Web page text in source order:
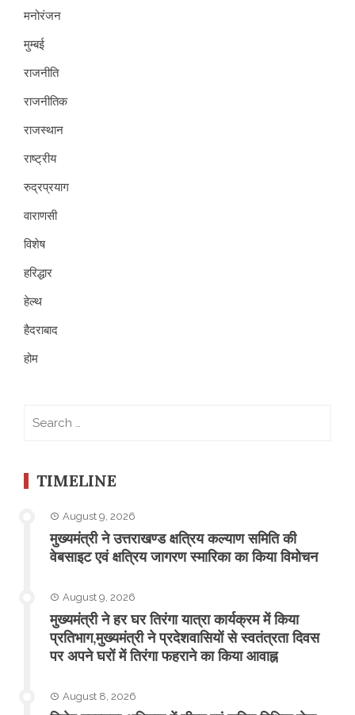
मनोरंजन
मुम्बई
राजनीति
राजनीतिक
राजस्थान
राष्ट्रीय
रुद्रप्रयाग
वाराणसी
विशेष
हरिद्धार
हेल्थ
हैदराबाद
होम
TIMELINE
August 9, 2026
मुख्यमंत्री ने उत्तराखण्ड क्षत्रिय कल्याण समिति की
वेबसाइट एवं क्षत्रिय जागरण स्मारिका का किया विमोचन
August 9, 2026
मुख्यमंत्री ने हर घर तिरंगा यात्रा कार्यक्रम में किया
प्रतिभाग,मुख्यमंत्री ने प्रदेशवासियों से स्वतंत्रता दिवस
पर अपने घरों में तिरंगा फहराने का किया आवाह्न
August 8, 2026